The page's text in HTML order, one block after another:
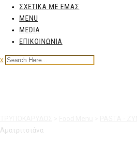
ΣΧΕΤΙΚΑ ΜΕ ΕΜΑΣ
MENU
MEDIA
ΕΠΙΚΟΙΝΩΝΙΑ
x
Αματριτσιάνα